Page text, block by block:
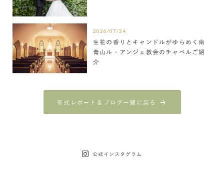
2026/07/24
生花の香りとキャンドルがゆらめく南
青山ル・アンジェ教会のチャペルご紹
介
挙式レポート＆ブログ一覧に戻る
公式インスタグラム